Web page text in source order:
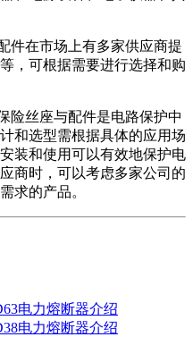
件在市场上有多家供应商提
，可根据需要进行选择和购
险丝座与配件是电路保护中
和选型需根据具体的应用场
装和使用可以有效地保护电
商时，可以考虑多家公司的
求的产品。
电力熔断器介绍
电力熔断器介绍